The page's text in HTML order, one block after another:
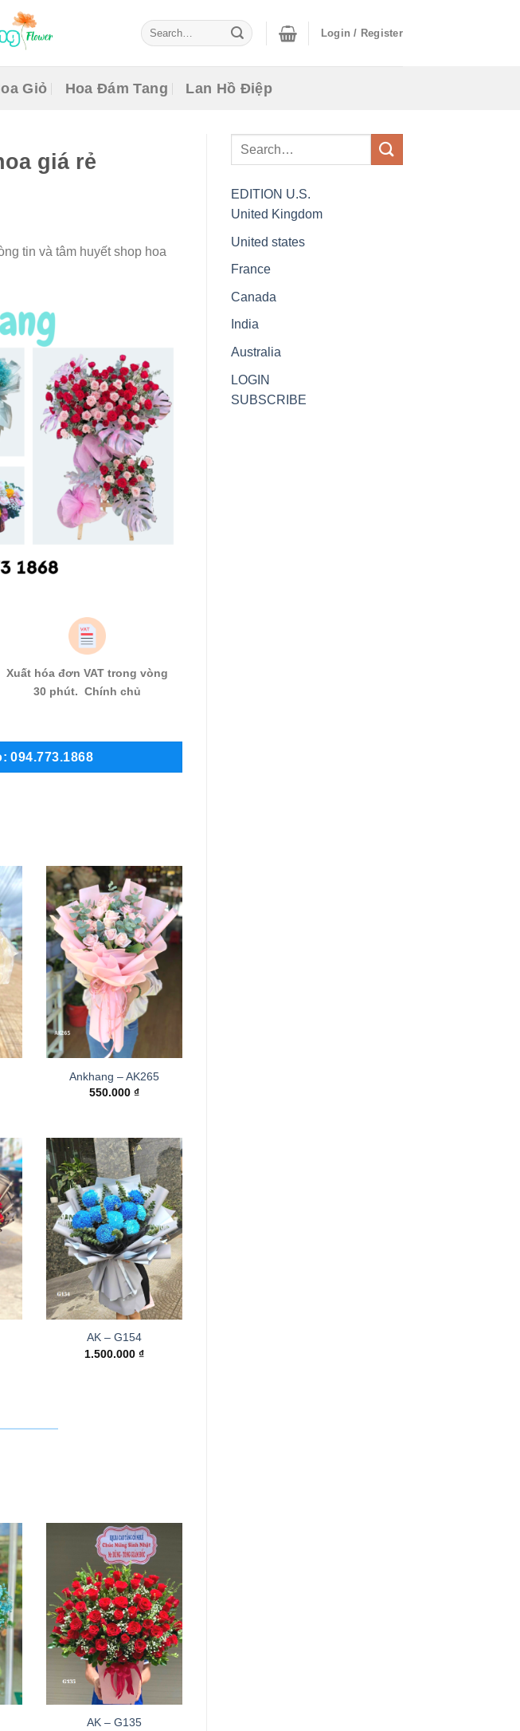
Search
for:
Login / Register
Giỏ Hoa Đám Tang Lan Hồ Điệp
giá rẻ
tin và tâm huyết shop hoa
Xuất hóa đơn VAT trong vòng
30 phút. Chính chủ
094.773.1868
Ankhang – AK265
550.000 ₫
AK – G154
1.500.000 ₫
AK – G135
EDITION U.S.
United Kingdom
United states
France
Canada
India
Australia
LOGIN
SUBSCRIBE